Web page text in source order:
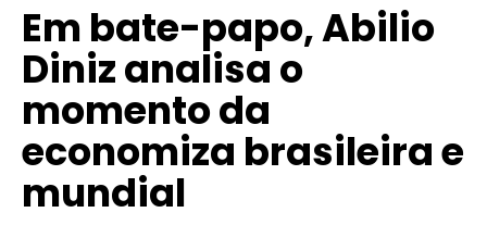
Em bate-papo, Abilio
Diniz analisa o
momento da
economiza brasileira e
mundial